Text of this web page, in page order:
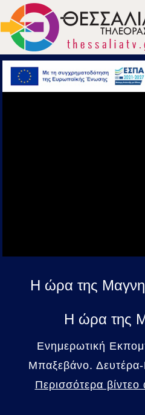
Η ώρα της
Η ώρα της
Ενημερωτική
Μπαξεβάνο.
Περισσότερα